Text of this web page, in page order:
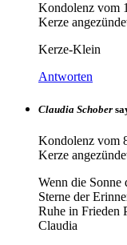
Kondolenz vom
Kerze
Kerze-Klein
Antworten
Claudia Schober
Kondolenz vom
Kerze
Wenn die Sonne
Sterne der
Ruhe in Frieden
Claudia